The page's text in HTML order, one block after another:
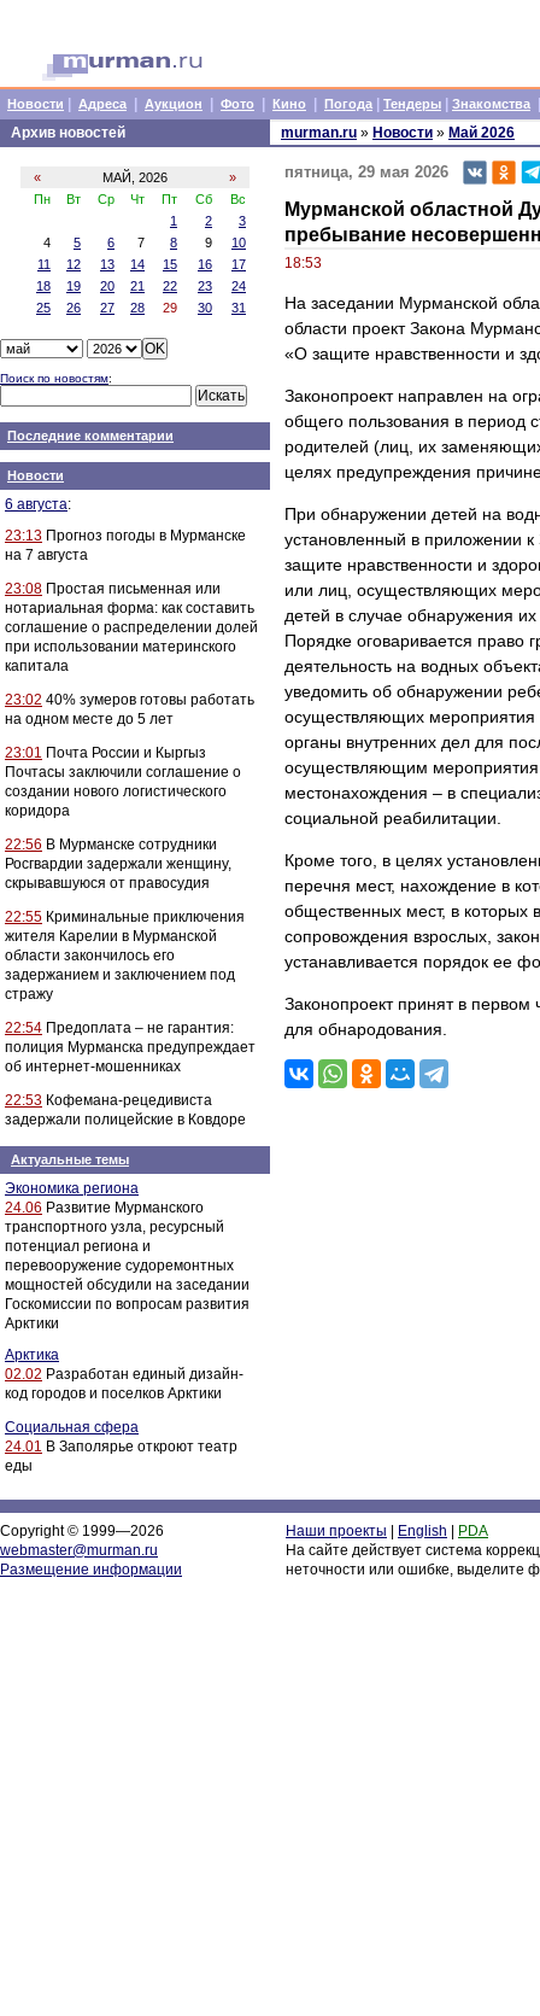
Новости Адреса Аукцион Фото Кино Погода Тендеры Знакомства
Архив новостей
« МАЙ, 2026
»
Пн
Вт Ср Чт Пт Сб
Вс
1
2
3
4
5 6 7 8 9
10
11
12 13 14 15 16
17
18
19 20 21 22 23
24
25
26 27 28 29 30 31
Поиск по новостям:
Последние комментарии
Новости
6 августа:
23:13 Прогноз погоды в Мурманске
на 7 августа
23:08 Простая письменная или
нотариальная форма: как составить
соглашение о распределении долей
при использовании материнского
капитала
23:02 40% зумеров готовы работать
на одном месте до 5 лет
23:01 Почта России и Кыргыз
Почтасы заключили соглашение о
создании нового логистического
коридора
22:56 В Мурманске сотрудники
Росгвардии задержали женщину,
скрывавшуюся от правосудия
22:55 Криминальные приключения
жителя Карелии в Мурманской
области закончилось его
задержанием и заключением под
стражу
22:54 Предоплата – не гарантия:
полиция Мурманска предупреждает
об интернет-мошенниках
22:53 Кофемана-рецедивиста
задержали полицейские в Ковдоре
Актуальные темы
Экономика региона
24.06 Развитие Мурманского
транспортного узла, ресурсный
потенциал региона и
перевооружение судоремонтных
мощностей обсудили на заседании
Госкомиссии по вопросам развития
Арктики
Арктика
02.02 Разработан единый дизайн-
код городов и поселков Арктики
Социальная сфера
24.01 В Заполярье откроют театр
еды
murman.ru » Новости » Май 2026
пятница, 29 мая 2026
Мурманской областной
пребывание
18:53
На заседании Мурманской
области проект Закона
«О защите нравственности и
Законопроект направлен на
общего пользования в период
родителей (лиц, их
целях предупреждения
При обнаружении детей на
установленный в приложении
защите нравственности и
или лиц, осуществляющих
детей в случае обнаружения
Порядке оговаривается право
деятельность на водных
уведомить об обнаружении
осуществляющих мероприятия
органы внутренних дел для
осуществляющим мероприятия
местонахождения – в
социальной реабилитации.
Кроме того, в целях
перечня мест, нахождение в
общественных мест, в которых
сопровождения взрослых,
устанавливается порядок ее
Законопроект принят в первом
для обнародования.
Copyright © 1999—2026
webmaster@murman.ru
Размещение информации
Наши проекты English
PDA
На сайте действует система
неточности или ошибке, выделите